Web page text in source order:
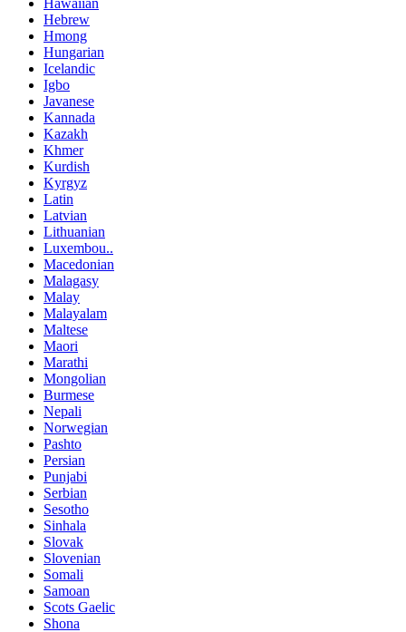
Hawaiian
Hebrew
Hmong
Hungarian
Icelandic
Igbo
Javanese
Kannada
Kazakh
Khmer
Kurdish
Kyrgyz
Latin
Latvian
Lithuanian
Luxembou..
Macedonian
Malagasy
Malay
Malayalam
Maltese
Maori
Marathi
Mongolian
Burmese
Nepali
Norwegian
Pashto
Persian
Punjabi
Serbian
Sesotho
Sinhala
Slovak
Slovenian
Somali
Samoan
Scots Gaelic
Shona